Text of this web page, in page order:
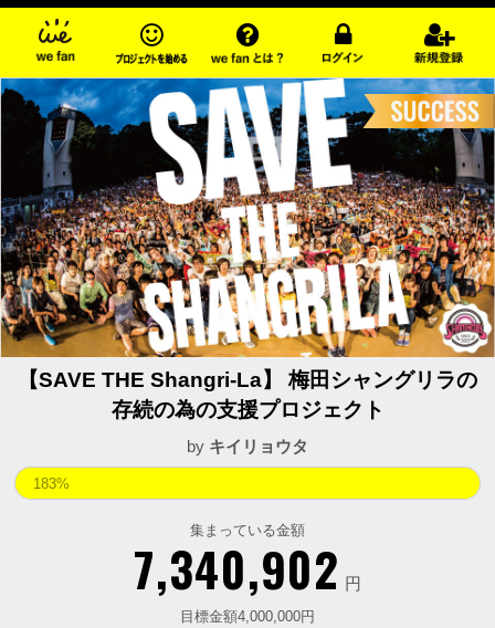
【SAVE THE Shangri-La】 梅田シャングリラの
存続の為の支援プロジェクト
by キイリョウタ
集まっている金額
7,340,902 円
183%
目標金額4,000,000円